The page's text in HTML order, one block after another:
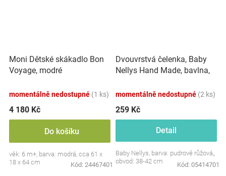
Moni Dětské skákadlo Bon
Voyage, modré
momentálně nedostupné (1 ks)
4 180 Kč
Do košíku
věk: 6 m+, barva: modrá, cca 61 x
18 x 64 cm
Kód: 24467401
Dvouvrstvá čelenka, Baby
Nellys Hand Made, bavlna,
růžová, 80/98
momentálně nedostupné (2 ks)
259 Kč
Detail
Baby Nellys, barva: pudrově růžová,,
obvod: 38-42 cm
Kód: 05414701